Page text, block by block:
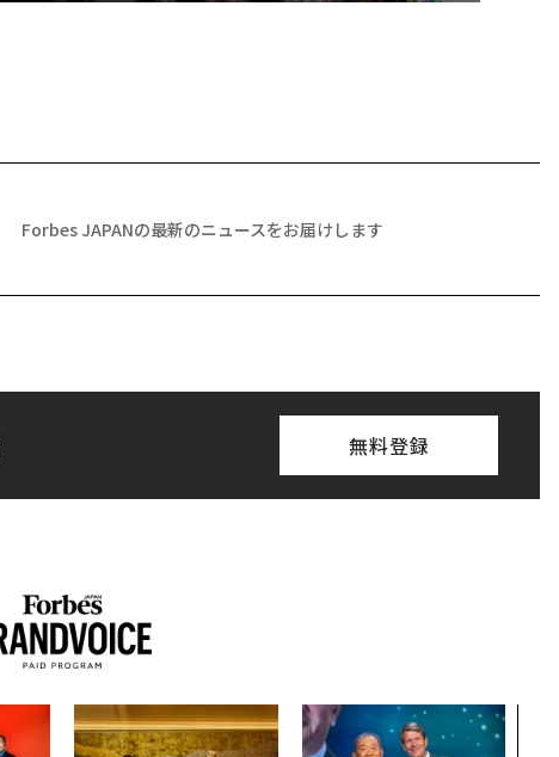
Forbes JAPANの最新のニュースをお届けします
無料登録